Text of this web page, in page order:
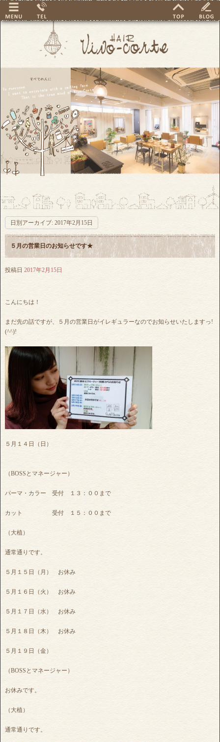
日別アーカイブ: 2017年2月15日
５月の営業日のお知らせです★
投稿日 2017年2月15日
こんにちは！
まだ先の話ですが、５月の営業日がイレギュラーなのでお知らせいたしますっ!
(^^)!
５月１４日（日）
（BOSSとマネージャー）
パーマ・カラー 受付 １３：００まで
カット 受付 １５：００まで
（大植）
通常通りです。
５月１５日（月） お休み
５月１６日（火） お休み
５月１７日（水） お休み
５月１８日（木） お休み
５月１９日（金）
（BOSSとマネージャー）
お休みです。
（大植）
通常通りです。